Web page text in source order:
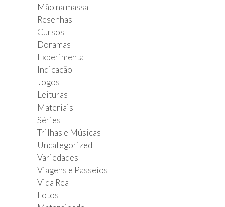
Mão na massa
Resenhas
Cursos
Doramas
Experimenta
Indicação
Jogos
Leituras
Materiais
Séries
Trilhas e Músicas
Uncategorized
Variedades
Viagens e Passeios
Vida Real
Fotos